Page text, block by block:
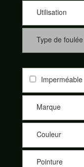
Utilisation
Type de foulée
Imperméable
Marque
Couleur
Pointure